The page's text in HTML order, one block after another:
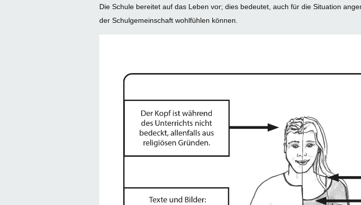
Die Schule bereitet auf das Leben vor; dies bedeutet, auch für die Situation
der Schulgemeinschaft wohlfühlen können.